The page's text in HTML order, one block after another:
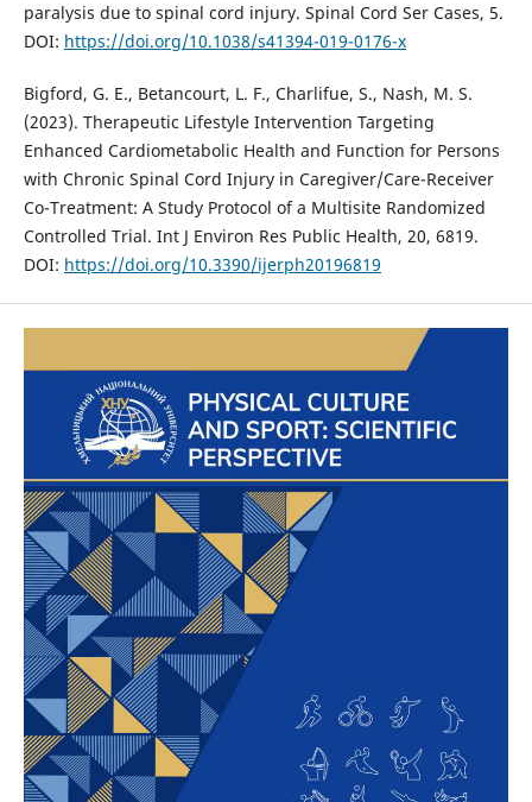
paralysis due to spinal cord injury. Spinal Cord Ser Cases, 5.
DOI: https://doi.org/10.1038/s41394-019-0176-x
Bigford, G. E., Betancourt, L. F., Charlifue, S., Nash, M. S.
(2023). Therapeutic Lifestyle Intervention Targeting
Enhanced Cardiometabolic Health and Function for Persons
with Chronic Spinal Cord Injury in Caregiver/Care-Receiver
Co-Treatment: A Study Protocol of a Multisite Randomized
Controlled Trial. Int J Environ Res Public Health, 20, 6819.
DOI: https://doi.org/10.3390/ijerph20196819